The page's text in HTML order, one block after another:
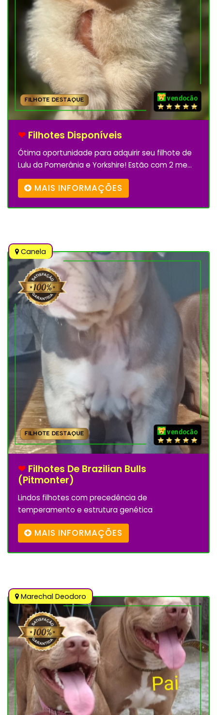
❤ Filhotes Disponíveis
Ótima oportunidade para adquirir seu filhote de
Lulu da Pomerânia e Yorkshire! Estão com 2 me...
MAIS INFORMAÇÕES
Canela
❤ Filhotes De Brazilian Bulls
(pitmonter)
Lindos filhotes com precedência de
temperamento e estrutura genética
MAIS INFORMAÇÕES
Marechal Deodoro